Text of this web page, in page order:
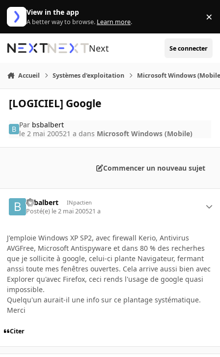
Aller au contenu
View in the app
A better way to browse. Learn more. ×
Next Se connecter
Accueil Systèmes d'exploitation Microsoft Windows
[LOGICIEL] Google
Par bsbalbert
le 2 mai 200521 a dans Microsoft Windows (Mobile)
Commencer un nouveau sujet
bsbalbert INpactien
Posté(e) le 2 mai 200521 a
J'emploie Windows XP SP2, avec firewall Kerio, Antivirus
AVGFree, Microsoft Antispyware et dans 80 % des recherhes
que je sollicite à google, celui-ci plante Navigateur, fermant
anssi toute mes fenêtres ouvertes. Cela arrive aussi bien avec
Explorer qu'avec Firefox, ceci rends l'usage de google quasi
impossible.
Quelqu'un aurait-il une info sur ce plantage systématique.
Merci
Citer